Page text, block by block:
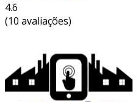
4.6
(10 avaliações)